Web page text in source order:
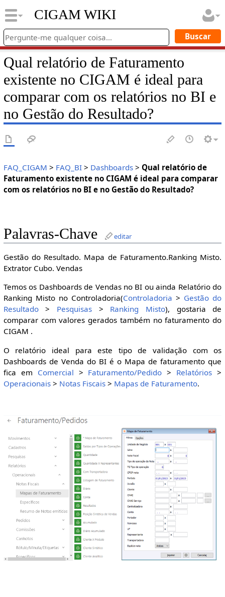
CIGAM WIKI
Qual relatório de Faturamento
existente no CIGAM é ideal para
comparar com os relatórios no BI e
no Gestão do Resultado?
FAQ_CIGAM > FAQ_BI> Dashboards> Qual relatório de
Faturamento existente no CIGAM é ideal para comparar
com os relatórios no BI e no Gestão do Resultado?
Palavras-Chave editar
Gestão do Resultado. Mapa de Faturamento.Ranking Misto.
Extrator Cubo. Vendas
Temos os Dashboards de Vendas no BI ou ainda Relatório do
Ranking Misto no Controladoria(Controladoria > Gestão do
Resultado> Pesquisas > Ranking Misto), gostaria de
comparar com valores gerados também no faturamento do
CIGAM .
O relatório ideal para este tipo de validação com os
Dashboards de Venda do BI é o Mapa de faturamento que
fica em Comercial > Faturamento/Pedido > Relatórios >
Operacionais> Notas Fiscais> Mapas de Faturamento.